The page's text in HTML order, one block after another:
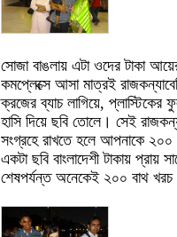
সোজা বাঙলায় এটা ওদের টাকা
কমপ্লেক্সে আসা মাত্রই
ক্রজের ব্যাচ লাগিয়ে, প্লাস্টিকের
হাসি দিয়ে ছবি তোলে। সেই
সংগ্রহে রাখতে হলে আপনাকে ২০০
একটা ছবি বাংলাদেশী টাকায় প্রায়
শেষপর্যন্ত অনেকেই ২০০ বাথ